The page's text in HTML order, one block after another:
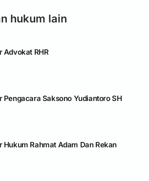
hukum lain
Advokat RHR
Pengacara Saksono Yudiantoro SH
Hukum Rahmat Adam Dan Rekan